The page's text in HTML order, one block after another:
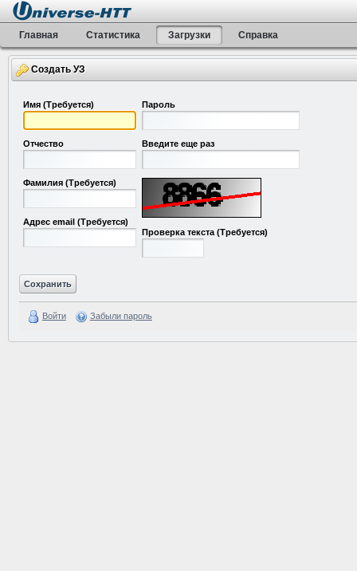
Главная Статистика Загрузки Справка
Создать УЗ
Имя(Требуется)
Отчество
Фамилия(Требуется)
Адрес email(Требуется)
Пароль
Введите еще раз
Проверка текста(Требуется)
Войти Забыли пароль